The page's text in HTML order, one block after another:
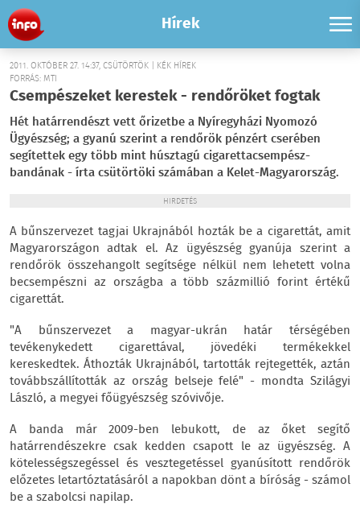
Hírek
2011. OKTÓBER 27. 14:37, CSÜTÖRTÖK | KÉK HÍREK
FORRÁS: MTI
Csempészeket kerestek - rendőröket fogtak
Hét határrendészt vett őrizetbe a Nyíregyházi Nyomozó
Ügyészség; a gyanú szerint a rendőrök pénzért cserében
segítettek egy több mint húsztagú cigarettacsempész-
bandának - írta csütörtöki számában a Kelet-Magyarország.
HIRDETÉS
A bűnszervezet tagjai Ukrajnából hozták be a cigarettát, amit
Magyarországon adtak el. Az ügyészség gyanúja szerint a
rendőrök összehangolt segítsége nélkül nem lehetett volna
becsempészni az országba a több százmillió forint értékű
cigarettát.
"A bűnszervezet a magyar-ukrán határ térségében
tevékenykedett cigarettával, jövedéki termékekkel
kereskedtek. Áthozták Ukrajnából, tartották rejtegették, aztán
továbbszállították az ország belseje felé" - mondta Szilágyi
László, a megyei főügyészség szóvivője.
A banda már 2009-ben lebukott, de az őket segítő
határrendészekre csak kedden csapott le az ügyészség. A
kötelességszegéssel és vesztegetéssel gyanúsított rendőrök
előzetes letartóztatásáról a napokban dönt a bíróság - számol
be a szabolcsi napilap.